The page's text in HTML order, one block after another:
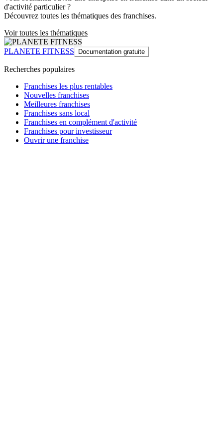
d'activité particulier ?
Découvrez toutes les thématiques des franchises.
Voir toutes les thématiques
PLANETE FITNESS Documentation gratuite
Recherches populaires
Franchises les plus rentables
Nouvelles franchises
Meilleures franchises
Franchises sans local
Franchises en complément d'activité
Franchises pour investisseur
Ouvrir une franchise